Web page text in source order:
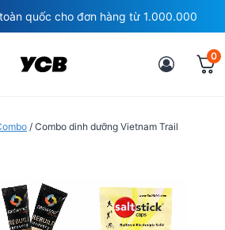
quốc cho đơn hàng từ 1.000.000
0
/ Combo dinh dưỡng Vietnam Trail